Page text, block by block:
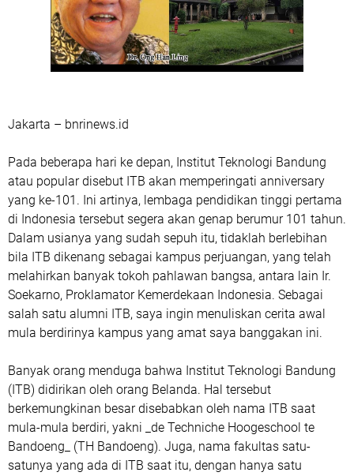
Jakarta – bnrinews.id
Pada beberapa hari ke depan, Institut Teknologi Bandung
atau popular disebut ITB akan memperingati anniversary
yang ke-101. Ini artinya, lembaga pendidikan tinggi pertama
di Indonesia tersebut segera akan genap berumur 101 tahun.
Dalam usianya yang sudah sepuh itu, tidaklah berlebihan
bila ITB dikenang sebagai kampus perjuangan, yang telah
melahirkan banyak tokoh pahlawan bangsa, antara lain Ir.
Soekarno, Proklamator Kemerdekaan Indonesia. Sebagai
salah satu alumni ITB, saya ingin menuliskan cerita awal
mula berdirinya kampus yang amat saya banggakan ini.
Banyak orang menduga bahwa Institut Teknologi Bandung
(ITB) didirikan oleh orang Belanda. Hal tersebut
berkemungkinan besar disebabkan oleh nama ITB saat
mula-mula berdiri, yakni _de Techniche Hoogeschool te
Bandoeng_ (TH Bandoeng). Juga, nama fakultas satu-
satunya yang ada di ITB saat itu, dengan hanya satu